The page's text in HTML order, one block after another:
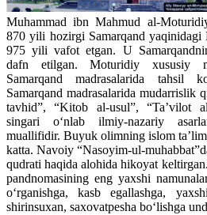
Muhammad ibn Mahmud al-
870 yili hozirgi Samarqand yaqinidagi
975 yili vafot etgan. U
dafn etilgan. Moturidiy xususiy
Samarqand madrasalarida tahsil
Samarqand madrasalarida
tavhid”, “Kitob al-usul”, “Ta’vilot
singari o‘nlab ilmiy-nazariy
muallifidir. Buyuk olimning islom
katta. Navoiy “Nasoyim-ul-
qudrati haqida alohida hikoyat
pandnomasining eng yaxshi
o‘rganishga, kasb egallashga,
shirinsuxan, saxovatpesha bo‘lishga